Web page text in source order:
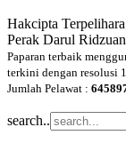
Hakcipta
Perak Darul Ridzuan
Paparan terbaik
terkini dengan resolusi
Jumlah Pelawat :
search..